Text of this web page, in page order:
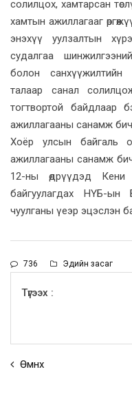
солилцох, хамтарсан
хамтын ажиллагааг
энэхүү уулзалтын
судалгаа
болон
талаар санал
тогтвортой байдлаар
ажиллагааны санамж
Хоёр улсын байгаль
ажиллагааны санамж
12-ны өдрүүдэд
байгуулагдах НҮБ-
чуулганы үеэр эцэслэн
736 Эдийн засаг
Түгээх :
Өмнөх